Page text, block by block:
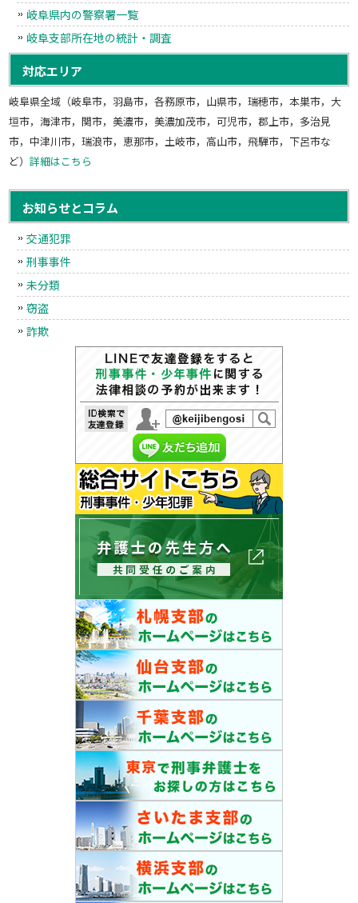
岐阜県内の警察署一覧
岐阜支部所在地の統計・調査
対応エリア
岐阜県全域（岐阜市，羽島市，各務原市，山県市，瑞穂市，本巣市，大
垣市，海津市，関市，美濃市，美濃加茂市，可児市，郡上市，多治見
市，中津川市，瑞浪市，恵那市，土岐市，高山市，飛騨市，下呂市な
ど）詳細はこちら
お知らせとコラム
交通犯罪
刑事事件
未分類
窃盗
詐欺